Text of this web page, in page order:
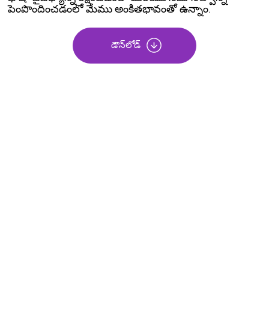
పెంపొందించడంలో మేము అంకితభావంతో ఉన్నాం.
డౌన్‌లోడ్